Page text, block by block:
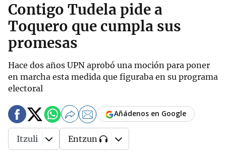
Contigo Tudela pide a
Toquero que cumpla sus
promesas
Hace dos años UPN aprobó una moción para poner
en marcha esta medida que figuraba en su programa
electoral
Añádenos en Google
Itzuli Entzun